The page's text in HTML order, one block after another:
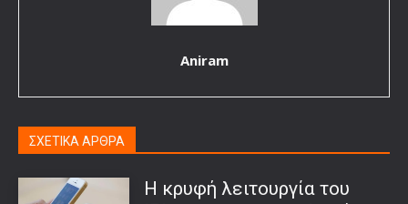
Aniram
ΣΧΕΤΙΚΑ ΑΡΘΡΑ
Η κρυφή λειτουργία του